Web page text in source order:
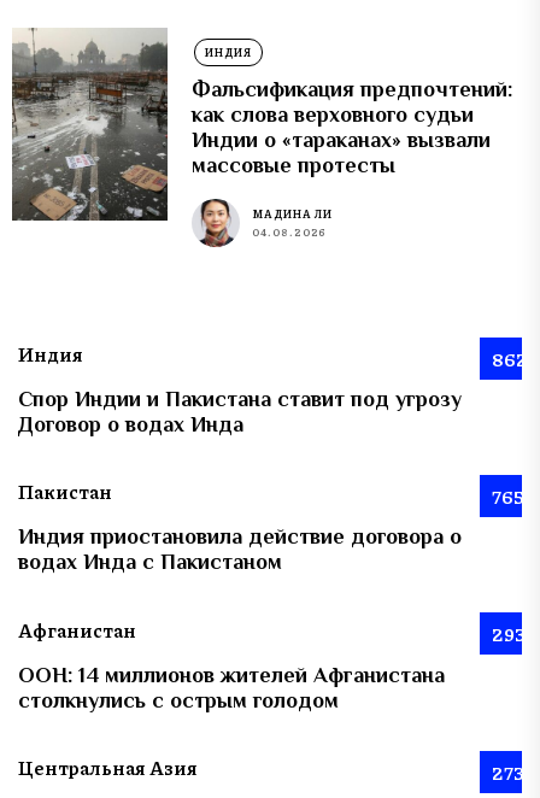
ИНДИЯ
Фальсификация предпочтений:
как слова верховного судьи
Индии о «тараканах» вызвали
массовые протесты
МАДИНА ЛИ
04.08.2026
Индия 862
Спор Индии и Пакистана ставит под угрозу
Договор о водах Инда
Пакистан 765
Индия приостановила действие договора о
водах Инда с Пакистаном
Афганистан 293
ООН: 14 миллионов жителей Афганистана
столкнулись с острым голодом
Центральная Азия 273